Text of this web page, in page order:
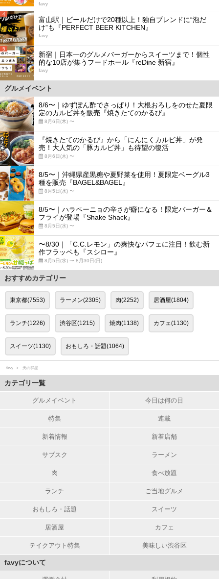
favy
4
富山駅｜ビールだけで20種以上！独自ブレンドに“泡だ
け”も『PERFECT BEER KITCHEN』
favy
5
新宿｜日本一のグルメバーガーからスイーツまで！個性
的な10店が集うフードホール『reDine 新宿』
favy
グルメイベント
8/6〜｜ゆずぽん酢でさっぱり！大根おろしをのせた夏限
定のカルビ丼を販売『焼きたてのかるび』
8月6日(木) 〜
『焼きたてのかるび』から「にんにくカルビ丼」が発
売！大人気の「豚カルビ丼」も待望の復活
8月6日(木) 〜
8/5〜｜沖縄県産黒糖や夏野菜を使用！夏限定ベーグル3
種を販売『BAGEL&BAGEL』
8月5日(水) 〜
8/5〜｜ハラペーニョの辛さが癖になる！限定バーガー＆
フライが登場『Shake Shack』
8月5日(水) 〜
〜8/30｜「C.C.レモン」の爽快なパフェに注目！飲む新
作フラッペも『スシロー』
8月5日(水) 〜 8月30日(日)
おすすめカテゴリー
東京都(7553) ラーメン(2305) 肉(2252) 居酒屋(1804)
ランチ(1226) 渋谷区(1215) 焼肉(1138) カフェ(1130)
スイーツ(1130) おもしろ・話題(1064)
favy 天の群星
カテゴリ一覧
グルメイベント 今日は何の日
特集 連載
新着情報 新着店舗
サブスク ラーメン
肉 食べ放題
ランチ ご当地グルメ
おもしろ・話題 スイーツ
居酒屋 カフェ
テイクアウト特集 美味しい渋谷区
favyについて